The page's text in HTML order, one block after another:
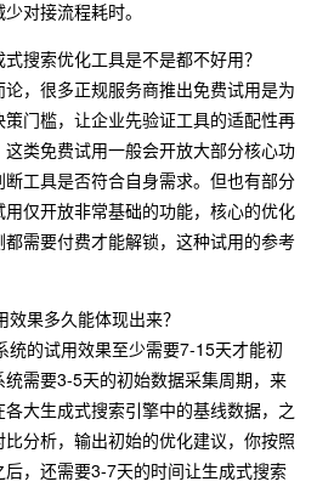
对接流程耗时。
搜索优化工具是不是都不好用？
，很多正规服务商推出免费试用是为
策门槛，让企业先验证工具的适配性再
类免费试用一般会开放大部分核心功
断工具是否符合自身需求。但也有部分
用仅开放非常基础的功能，核心的优化
需要付费才能解锁，这种试用的参考
果多久能体现出来？
统的试用效果至少需要7-15天才能初
需要3-5天的初始数据采集周期，来
大生成式搜索引擎中的基线数据，之
分析，输出初始的优化建议，你按照
，还需要3-7天的时间让生成式搜索